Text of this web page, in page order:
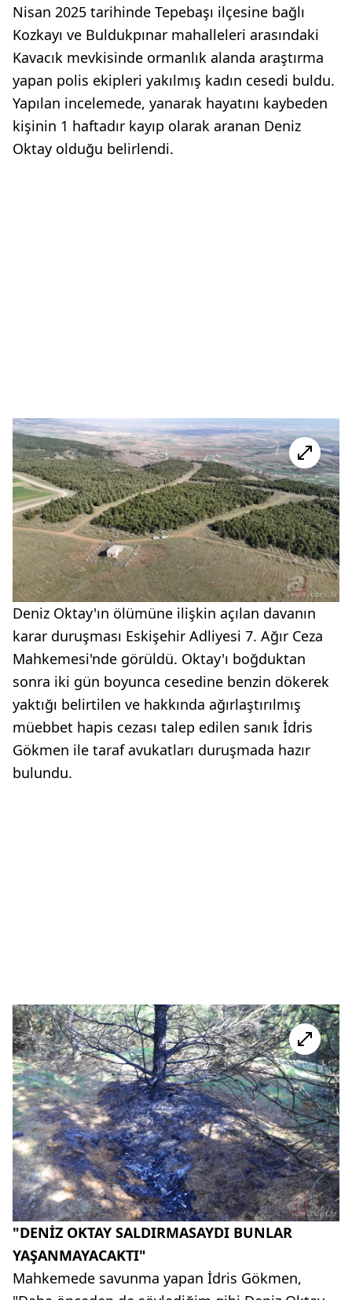
Nisan 2025 tarihinde Tepebaşı ilçesine bağlı
Kozkayı ve Buldukpınar mahalleleri arasındaki
Kavacık mevkisinde ormanlık alanda araştırma
yapan polis ekipleri yakılmış kadın cesedi buldu.
Yapılan incelemede, yanarak hayatını kaybeden
kişinin 1 haftadır kayıp olarak aranan Deniz
Oktay olduğu belirlendi.
Deniz Oktay'ın ölümüne ilişkin açılan davanın
karar duruşması Eskişehir Adliyesi 7. Ağır Ceza
Mahkemesi'nde görüldü. Oktay'ı boğduktan
sonra iki gün boyunca cesedine benzin dökerek
yaktığı belirtilen ve hakkında ağırlaştırılmış
müebbet hapis cezası talep edilen sanık İdris
Gökmen ile taraf avukatları duruşmada hazır
bulundu.
"DENİZ OKTAY SALDIRMASAYDI BUNLAR
YAŞANMAYACAKTI"
Mahkemede savunma yapan İdris Gökmen,